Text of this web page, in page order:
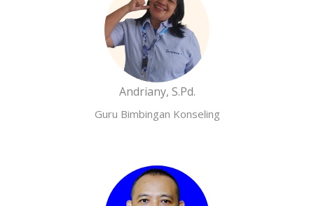
Andriany, S.Pd.
Guru Bimbingan Konseling